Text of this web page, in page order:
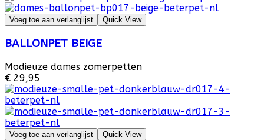
Voeg toe aan verlanglijst Quick View
BALLONPET BEIGE
Modieuze dames zomerpetten
€ 29,95
Voeg toe aan verlanglijst Quick View